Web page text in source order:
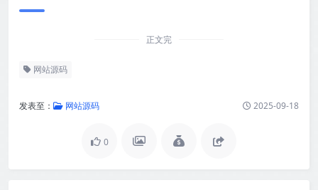
正文完
网站源码
发表至： 网站源码 2025-09-18
0